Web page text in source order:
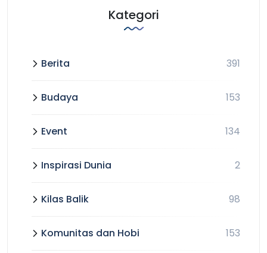
Kategori
Berita 391
Budaya 153
Event 134
Inspirasi Dunia 2
Kilas Balik 98
Komunitas dan Hobi 153